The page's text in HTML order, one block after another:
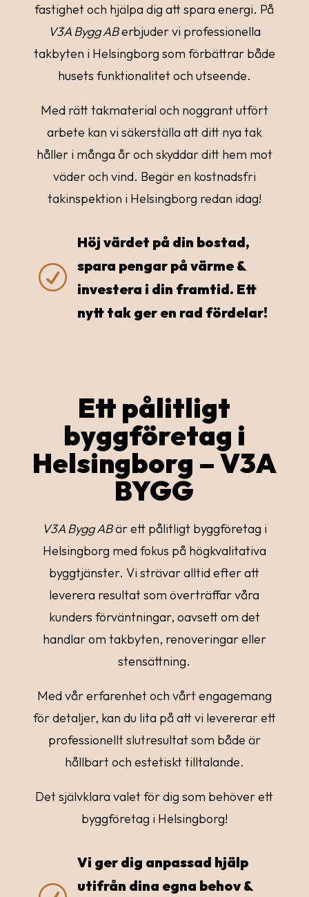
fastighet och hjälpa dig att spara energi. På
V3A Bygg ABerbjuder vi professionella
takbyten i Helsingborg som förbättrar både
husets funktionalitet och utseende.
Med rätt takmaterial och noggrant utfört
arbete kan vi säkerställa att ditt nya tak
håller i många år och skyddar ditt hem mot
väder och vind. Begär en kostnadsfri
takinspektion i Helsingborg redan idag!
R
Höj värdet på din bostad,
spara pengar på värme &
investera i din framtid. Ett
nytt tak ger en rad fördelar!
Ett pålitligt
byggföretag i
Helsingborg – V3A
BYGG
V3A Bygg ABär ett pålitligt byggföretag i
Helsingborg med fokus på högkvalitativa
byggtjänster. Vi strävar alltid efter att
leverera resultat som överträffar våra
kunders förväntningar, oavsett om det
handlar om takbyten, renoveringar eller
stensättning.
Med vår erfarenhet och vårt engagemang
för detaljer, kan du lita på att vi levererar ett
professionellt slutresultat som både är
hållbart och estetiskt tilltalande.
Det självklara valet för dig som behöver ett
byggföretag i Helsingborg!
Vi ger dig anpassad hjälp
utifrån dina egna behov &